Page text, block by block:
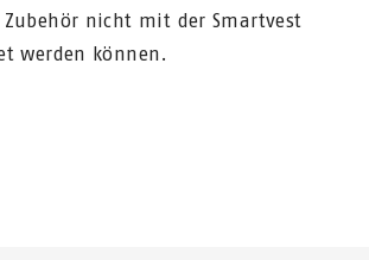
Zubehör nicht mit der Smartvest
werden können.